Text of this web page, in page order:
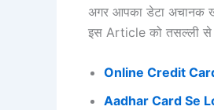
अगर आपका डेटा अचानक
इस Article को तसल्ली से
Online Credit
Aadhar Card Se